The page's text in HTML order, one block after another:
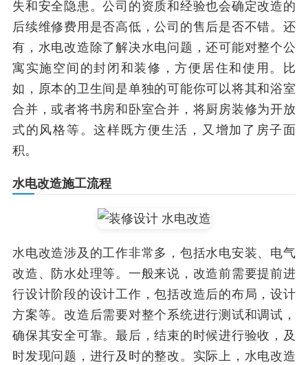
失和安全隐患。公司的资质和经验也会确定改造的
后续维修费用是否高低，公司的售后是否不错。还
有，水电改造除了解决水电问题，还可能对整个公
寓实施空间的封闭和装修，方便居住和使用。比
如，原本的卫生间是单独的可能你可以将其和浴室
合并，或者将书房和卧室合并，将厨房装修为开放
式的风格等。这样既方便生活，又增加了房子面
积。
水电改造施工流程
水电改造涉及的工作非常多，包括水电安装、电气
改造、防水处理等。一般来说，改造前需要提前进
行设计阶段的设计工作，包括改造后的布局，设计
方案等。改造后需要对整个系统进行测试和调试，
确保其安全可靠。最后，结束的时候进行验收，及
时发现问题，进行及时的整改。实际上，水电改造